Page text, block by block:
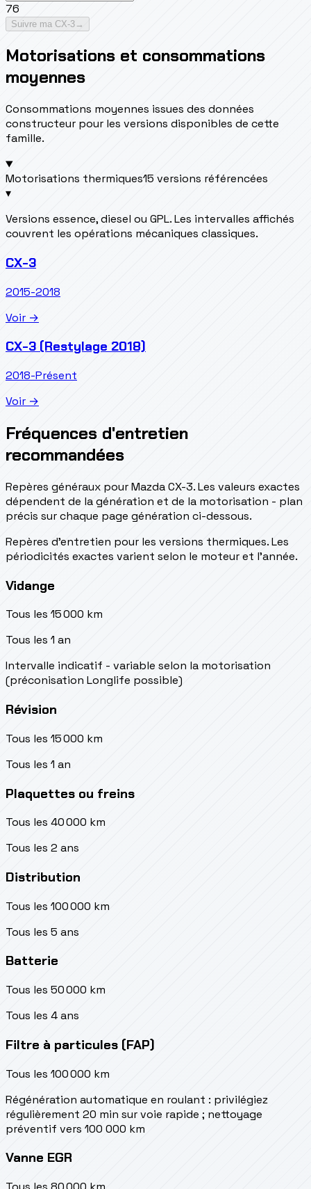
76
Suivre ma CX-3→
Motorisations et consommations
moyennes
Consommations moyennes issues des données
constructeur pour les versions disponibles de cette
famille.
Motorisations thermiques15 versions référencées
▾
Versions essence, diesel ou GPL. Les intervalles affichés
couvrent les opérations mécaniques classiques.
CX-3
2015-2018
Voir →
CX-3 (Restylage 2018)
2018-Présent
Voir →
Fréquences d'entretien
recommandées
Repères généraux pour Mazda CX-3. Les valeurs exactes
dépendent de la génération et de la motorisation - plan
précis sur chaque page génération ci-dessous.
Repères d’entretien pour les versions thermiques. Les
périodicités exactes varient selon le moteur et l’année.
Vidange
Tous les 15 000 km
Tous les 1 an
Intervalle indicatif - variable selon la motorisation
(préconisation Longlife possible)
Révision
Tous les 15 000 km
Tous les 1 an
Plaquettes ou freins
Tous les 40 000 km
Tous les 2 ans
Distribution
Tous les 100 000 km
Tous les 5 ans
Batterie
Tous les 50 000 km
Tous les 4 ans
Filtre à particules (FAP)
Tous les 100 000 km
Régénération automatique en roulant : privilégiez
régulièrement 20 min sur voie rapide ; nettoyage
préventif vers 100 000 km
Vanne EGR